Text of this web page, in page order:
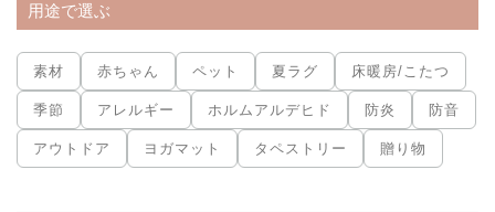
用途で選ぶ
素材 赤ちゃん ペット 夏ラグ 床暖房/こたつ
季節 アレルギー ホルムアルデヒド 防炎 防音
アウトドア ヨガマット タペストリー 贈り物